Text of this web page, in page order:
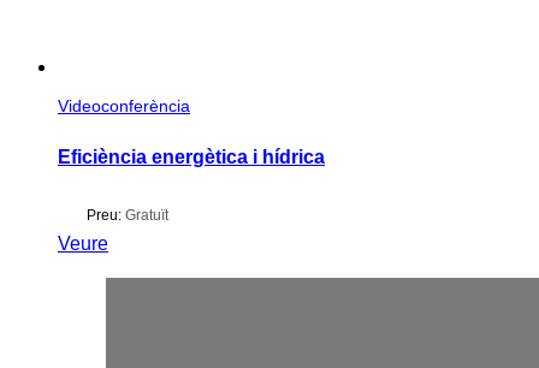
Videoconferència
Eficiència energètica i hídrica
Preu: Gratuït
Veure